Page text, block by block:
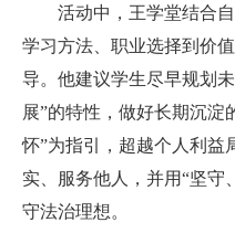
活动中，王学堂结合
学习方法、职业选择到价
导。他建议学生尽早规划
展”的特性，做好长期沉淀
怀”为指引，超越个人利益
实、服务他人，并用“坚守
守法治理想。